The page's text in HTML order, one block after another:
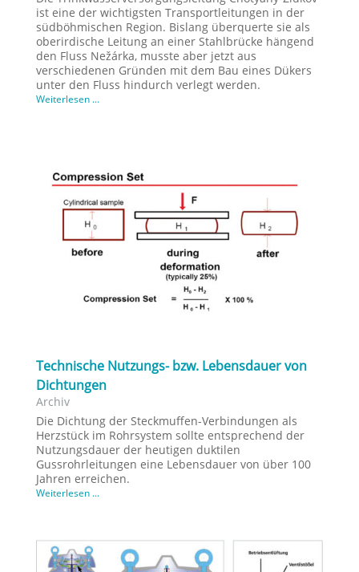
ist eine der wichtigsten Transportleitungen in der
südböhmischen Region. Bislang überquerte sie als
oberirdische Leitung an einer Stahlbrücke hängend
den Fluss Nežárka, musste aber jetzt aus
verschiedenen Gründen mit dem Bau eines Dükers
unter den Fluss hindurch verlegt werden.
Weiterlesen ...
Technische Nutzungs- bzw. Lebensdauer von
Dichtungen
Archiv
Die Dichtung der Steckmuffen-Verbindungen als
Herzstück im Rohrsystem sollte entsprechend der
Nutzungsdauer der heutigen duktilen
Gussrohrleitungen eine Lebensdauer von über 100
Jahren erreichen.
Weiterlesen ...